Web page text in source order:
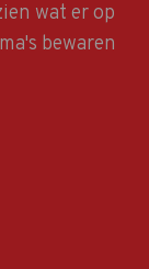
wat er op
bewaren